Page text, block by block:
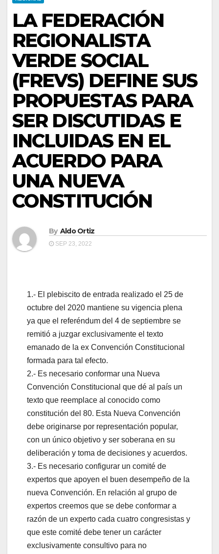
LA FEDERACIÓN
REGIONALISTA
VERDE SOCIAL
(FREVS) DEFINE SUS
PROPUESTAS PARA
SER DISCUTIDAS E
INCLUIDAS EN EL
ACUERDO PARA
UNA NUEVA
CONSTITUCIÓN
By Aldo Ortiz
SEP 23, 2022
1.- El plebiscito de entrada realizado el 25 de
octubre del 2020 mantiene su vigencia plena
ya que el referéndum del 4 de septiembre se
remitió a juzgar exclusivamente el texto
emanado de la ex Convención Constitucional
formada para tal efecto.
2.- Es necesario conformar una Nueva
Convención Constitucional que dé al país un
texto que reemplace al conocido como
constitución del 80. Esta Nueva Convención
debe originarse por representación popular,
con un único objetivo y ser soberana en su
deliberación y toma de decisiones y acuerdos.
3.- Es necesario configurar un comité de
expertos que apoyen el buen desempeño de la
nueva Convención. En relación al grupo de
expertos creemos que se debe conformar a
razón de un experto cada cuatro congresistas y
que este comité debe tener un carácter
exclusivamente consultivo para no